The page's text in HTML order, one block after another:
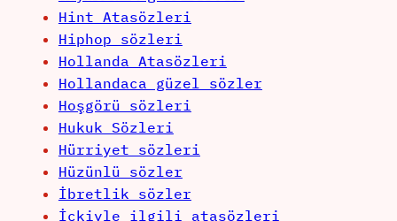
Hint Atasözleri
Hiphop sözleri
Hollanda Atasözleri
Hollandaca güzel sözler
Hoşgörü sözleri
Hukuk Sözleri
Hürriyet sözleri
Hüzünlü sözler
İbretlik sözler
İçkiyle ilgili atasözleri